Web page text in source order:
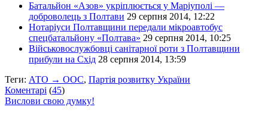
Батальйон «Азов» укріплюється у Маріуполі —
доброволець з Полтави 29 серпня 2014, 12:22
Нотаріуси Полтавщини передали мікроавтобус
спецбатальйону «Полтава» 29 серпня 2014, 10:25
Військовослужбовці санітарної роти з Полтавщини
прибули на Схід 28 серпня 2014, 13:59
Теги: АТО → ООС, Партія розвитку України
Коментарі (45)
Вислови свою думку!